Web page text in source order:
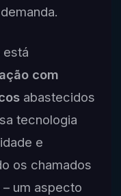
está
com
abastecidos
tecnologia
e
os chamados
um aspecto